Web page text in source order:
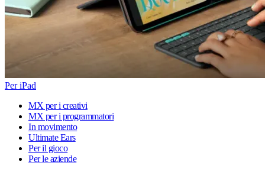
Per iPad
MX per i creativi
MX per i programmatori
In movimento
Ultimate Ears
Per il gioco
Per le aziende